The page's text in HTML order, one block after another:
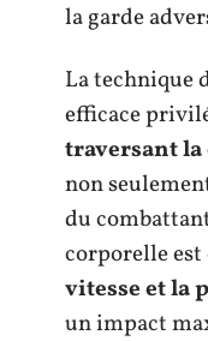
la garde
La technique
efficace
traversant la
non
du
corporelle est
vitesse et la
un impact